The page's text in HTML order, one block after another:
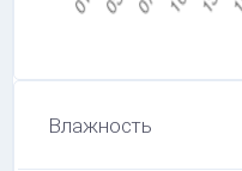
Влажность